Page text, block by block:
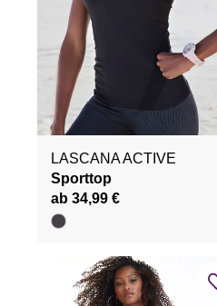
LASCANA ACTIVE
Sporttop
ab 34,99 €